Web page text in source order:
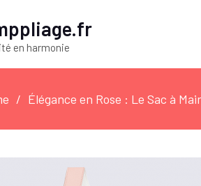
en harmonie
Élégance en Rose : Le Sac à